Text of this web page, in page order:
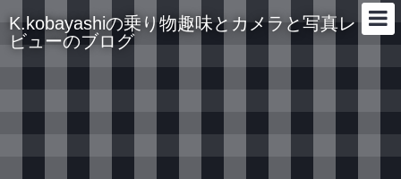
K.kobayashiの乗り物趣味とカメラと写真レ
ビューのブログ